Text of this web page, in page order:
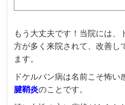
もう大丈夫です！当院には、
方が多く来院されて、改善し
ます。
ドケルバン病は名前こそ怖い
腱鞘炎のことです。